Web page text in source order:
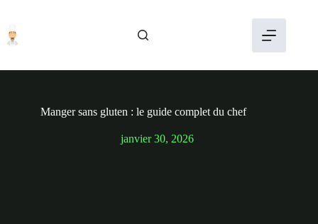
contenu
Manger sans gluten : le guide complet du chef
janvier 30, 2026